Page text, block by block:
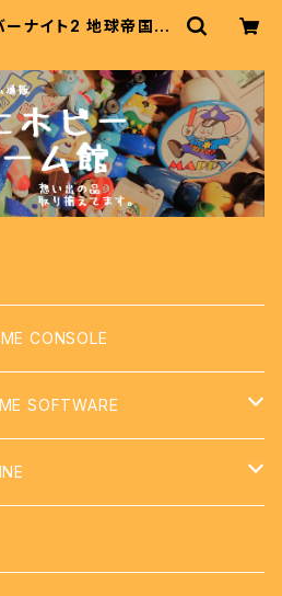
ーナイト2 地球帝国の
七ホビー ゲーム館
CONSOLE
SOFTWARE
SYSTEM